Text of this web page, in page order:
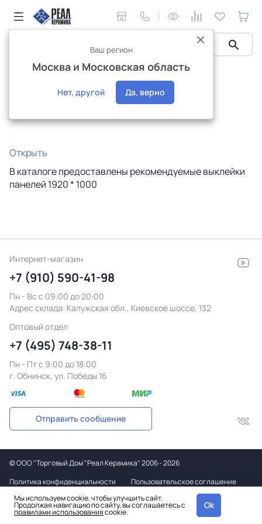
Керамическая плитка Каталог выклейки панелей 2025
Каталог выклейки панелей 2025
Открыть
В каталоге предоставлены рекомендуемые выклейки
панелей 1920 * 1000
Интернет-магазин
+7 (910) 590-41-98
Пн - Вс с 09:00 до 20:00
Адрес склада: Калужская обл., Киевское шоссе, 132
Оптовый отдел
+7 (495) 748-38-11
Пн - Пт c 9:00 до 18:00
г. Обнинск, ул. Победы 16
Отправить сообщение
©ООО "Торговый Дом "Реал Керамика"2006 - 2026
Политика конфиденциальности
Пользовательское соглашение
Дизайн
и вёрстка
Ваш регион
Москва и Московская область
Нет, другой Да, верно
Мы используем cookie, чтобы улучшить сайт.
Продолжая навигацию по сайту, вы соглашаетесь с
правилами использованияcookie.
Ok